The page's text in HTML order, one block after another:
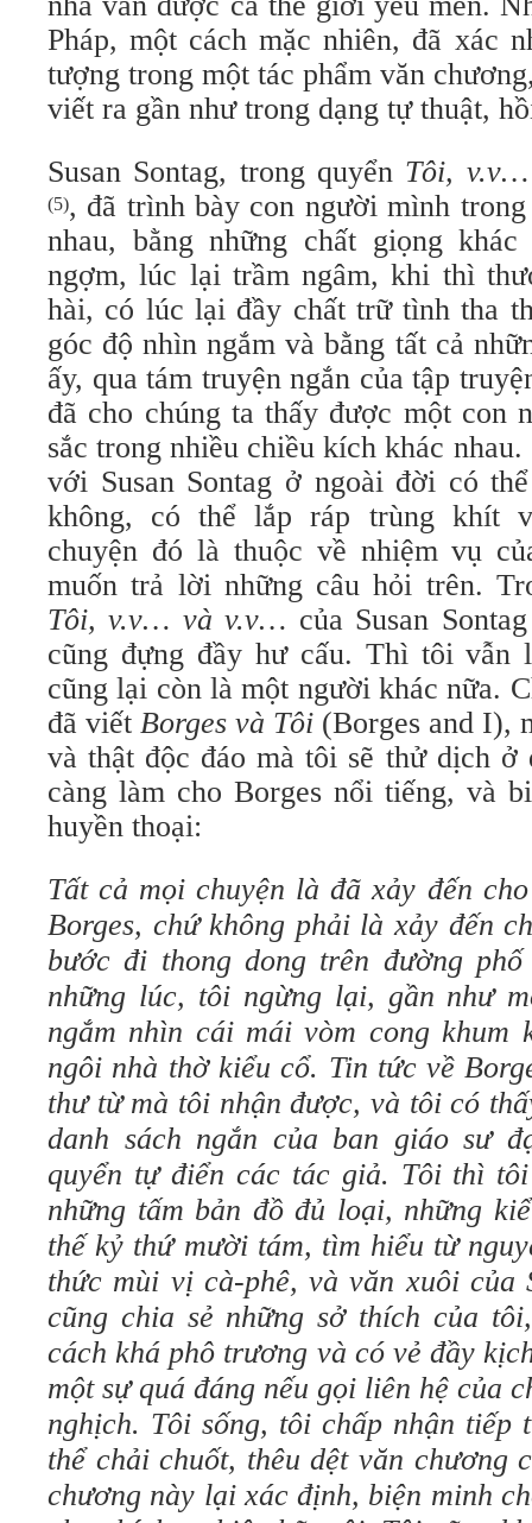
Pháp, một cách mặc nhiên, đã xác
tượng trong một tác phẩm văn
viết ra gần như trong dạng tự thuật,
Susan Sontag, trong quyển Tôi,
(5), đã trình bày con người mình
nhau, bằng những chất giọng
ngợm, lúc lại trầm ngâm, khi thì
hài, có lúc lại đầy chất trữ tình tha
góc độ nhìn ngắm và bằng tất cả
ấy, qua tám truyện ngắn của tập
đã cho chúng ta thấy được một con
sắc trong nhiều chiều kích khác
với Susan Sontag ở ngoài đời có
không, có thể lắp ráp trùng khít
chuyện đó là thuộc về nhiệm vụ
muốn trả lời những câu hỏi trên.
Tôi, v.v… và v.v… của Susan
cũng đựng đầy hư cấu. Thì tôi vẫn
cũng lại còn là một người khác nữa.
đã viết Borges và Tôi (Borges and I),
và thật độc đáo mà tôi sẽ thử dịch ở
càng làm cho Borges nổi tiếng, và
huyền thoại:
Tất cả mọi chuyện là đã xảy đến
Borges, chứ không phải là xảy đến
bước đi thong dong trên đường
những lúc, tôi ngừng lại, gần như
ngắm nhìn cái mái vòm cong khum
ngôi nhà thờ kiểu cổ. Tin tức về
thư từ mà tôi nhận được, và tôi có
danh sách ngắn của ban giáo sư
quyển tự điển các tác giả. Tôi thì
những tấm bản đồ đủ loại, những
thế kỷ thứ mười tám, tìm hiểu từ
thức mùi vị cà-phê, và văn xuôi của
cũng chia sẻ những sở thích của
cách khá phô trương và có vẻ đầy
một sự quá đáng nếu gọi liên hệ của
nghịch. Tôi sống, tôi chấp nhận tiếp
thể chải chuốt, thêu dệt văn chương
chương này lại xác định, biện minh